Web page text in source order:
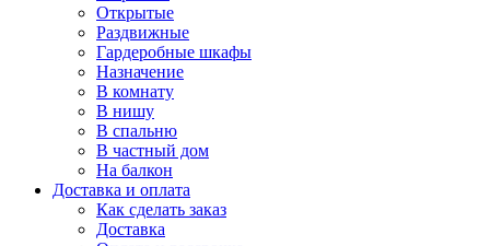
Открытые
Раздвижные
Гардеробные шкафы
Назначение
В комнату
В нишу
В спальню
В частный дом
На балкон
Доставка и оплата
Как сделать заказ
Доставка